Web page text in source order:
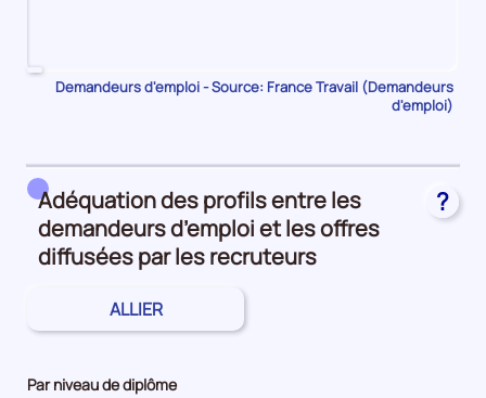
Pour
de
2023,
le
nombre
demandeurs
catégorie
Demandeurs d'emploi - Source: France Travail (Demandeurs
d'emploi)
Adéquation des profils entre les
demandeurs d’emploi et les offres
diffusées par les recruteurs
?
ALLIER
Par niveau de diplôme